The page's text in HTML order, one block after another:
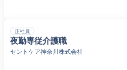
正社員
夜勤専従介護職
セントケア神奈川株式会社